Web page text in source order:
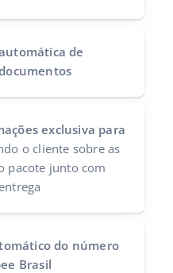
de
exclusiva para
o cliente sobre as
pacote junto com
do número
Brasil